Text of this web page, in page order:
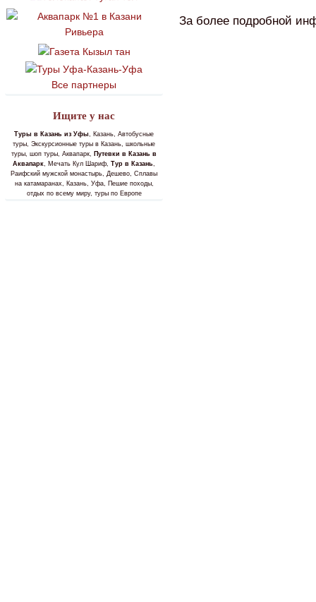
Все партнеры
Ищите у нас
Туры в Казань из Уфы, Казань, Автобусные
туры, Экскурсионные туры в Казань, школьные
туры, шоп туры, Аквапарк, Путевки в Казань в
Аквапарк, Мечать Кул Шариф, Тур в Казань,
Раифский мужской монастырь, Дешево, Сплавы
на катамаранах, Казань, Уфа, Пешие походы,
отдых по всему миру, туры по Европе
За более подробной